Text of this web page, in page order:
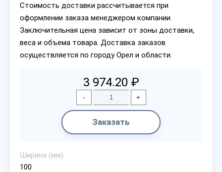
Стоимость доставки рассчитывается при
оформлении заказа менеджером компании.
Заключительная цена зависит от зоны доставки,
веса и объема товара. Доставка заказов
осуществляется по городу Орел и области.
3 974.20 ₽
- +
Заказать
Ширина (мм)
100